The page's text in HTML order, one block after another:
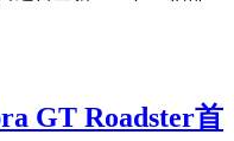
GT Roadster首